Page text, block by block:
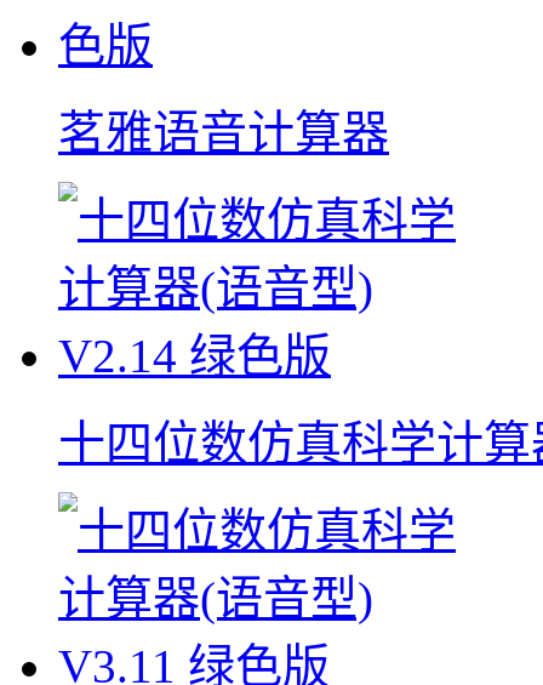
茗雅语音计算器
十四位数仿真科学计